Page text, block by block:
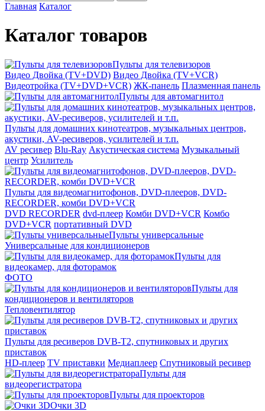
Главная Каталог
Каталог товаров
Пульты для телевизоров
Видео Двойка (TV+DVD) Видео Двойка (TV+VCR)
Видеотройка (TV+DVD+VCR) ЖК-панель Плазменная панель
Пульты для автомагнитол
Пульты для домашних кинотеатров, музыкальных центров,
акустики, AV-ресиверов, усилителей и т.п.
AV ресивер Blu-Ray Акустическая система Музыкальный
центр Усилитель
Пульты для видеомагнитофонов, DVD-плееров, DVD-
RECORDER, комби DVD+VCR
DVD RECORDER dvd-плеер Комби DVD+VCR Комбо
DVD+VCR портативный DVD
Пульты универсальные
Универсальные для кондиционеров
Пульты для
видеокамер, для фоторамок
ФОТО
Пульты для
кондиционеров и вентиляторов
Тепловентилятор
Пульты для ресиверов DVB-T2, спутниковых и других
приставок
HD-плеер TV приставки Медиаплеер Спутниковый ресивер
Пульты для
видеорегистратора
Пульты для проекторов
Очки 3D